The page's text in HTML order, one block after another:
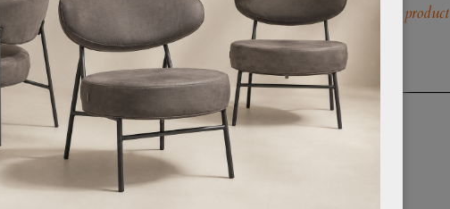
van deze producten gaat u akkoord met de staat waarin het product